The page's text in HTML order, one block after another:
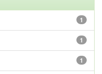
1
1
1